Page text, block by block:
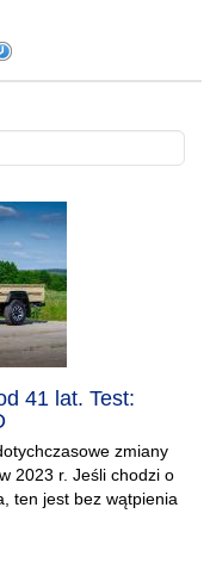
41 lat. Test:
zmiany
2023 r. Jeśli chodzi o
ten jest bez wątpienia